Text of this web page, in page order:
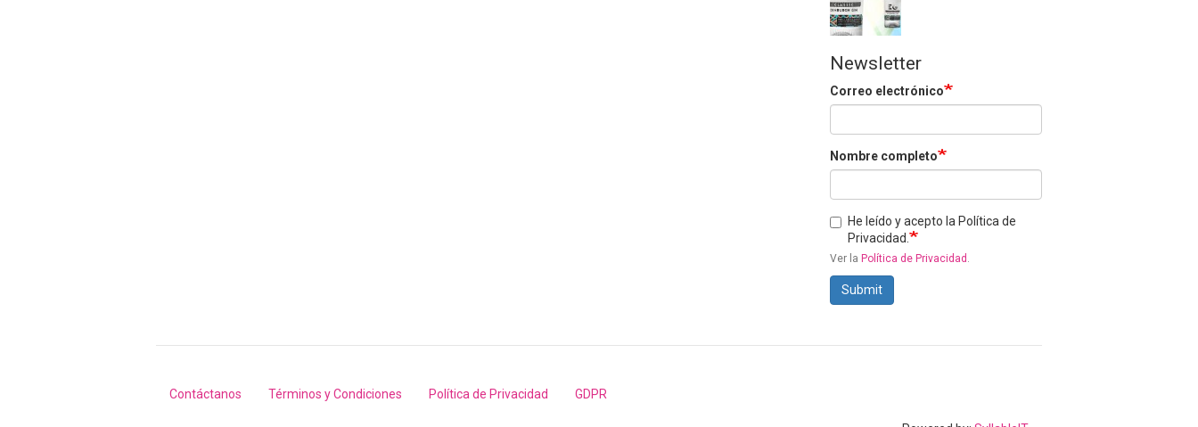
Newsletter
Correo electrónico
Nombre completo
He leído y acepto la Política de
Privacidad.
Ver la Política de Privacidad .
Submit
Footer
Contáctanos Términos y Condiciones Política de Privacidad GDPR